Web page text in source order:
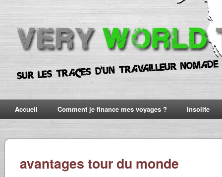
Accueil Comment je finance mes voyages ? Insolite
avantages tour du monde